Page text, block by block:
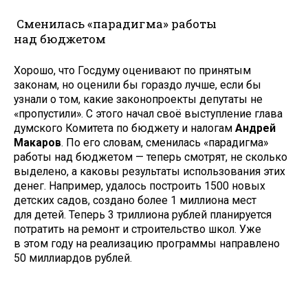
Сменилась «парадигма» работы
над бюджетом
Хорошо, что Госдуму оценивают по принятым
законам, но оценили бы гораздо лучше, если бы
узнали о том, какие законопроекты депутаты не
«пропустили». С этого начал своё выступление глава
думского Комитета по бюджету и налогам Андрей
Макаров. По его словам, сменилась «парадигма»
работы над бюджетом — теперь смотрят, не сколько
выделено, а каковы результаты использования этих
денег. Например, удалось построить 1500 новых
детских садов, создано более 1 миллиона мест
для детей. Теперь 3 триллиона рублей планируется
потратить на ремонт и строительство школ. Уже
в этом году на реализацию программы направлено
50 миллиардов рублей.